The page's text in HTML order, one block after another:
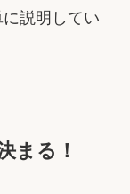
説明してい
まる！